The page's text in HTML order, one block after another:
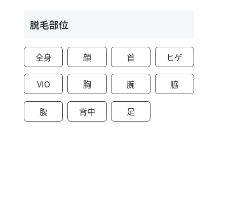
脱毛部位
全身 顔 首 ヒゲ
VIO 胸 腕 脇
腹 背中 足